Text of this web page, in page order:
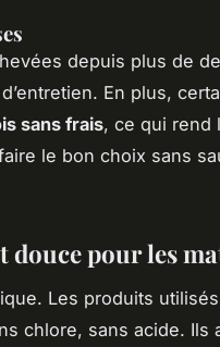
depuis plus de
En plus,
sans frais, ce qui rend
le bon choix sans
douce pour les
Les produits
chlore, sans acide. Ils